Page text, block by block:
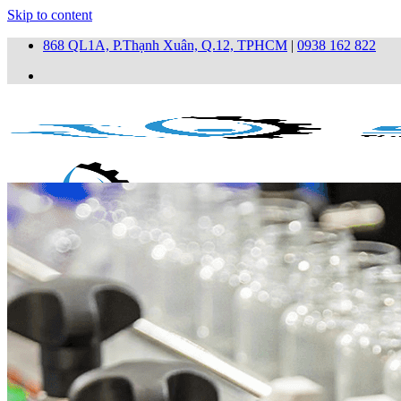
Skip to content
868 QL1A, P.Thạnh Xuân, Q.12, TPHCM | 0938 162 822
Trang chủ